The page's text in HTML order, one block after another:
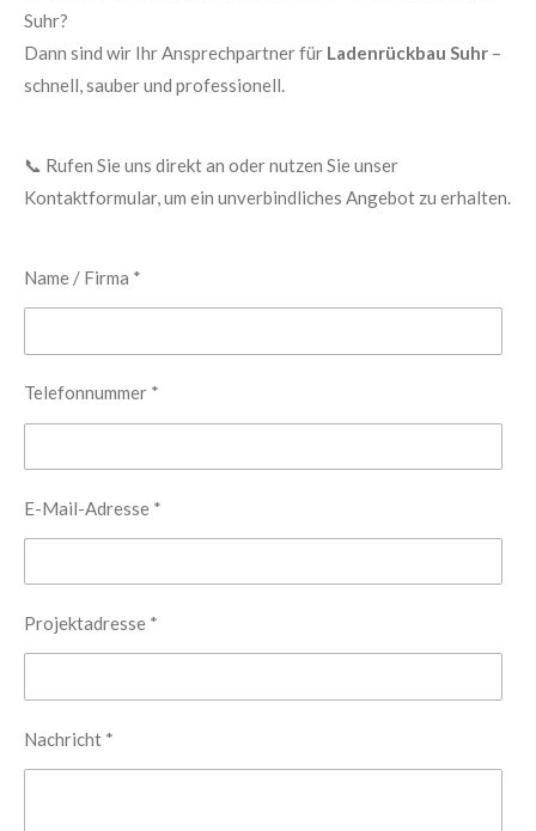
Suhr?
Dann sind wir Ihr Ansprechpartner für Ladenrückbau Suhr –
schnell, sauber und professionell.
📞 Rufen Sie uns direkt an oder nutzen Sie unser
Kontaktformular, um ein unverbindliches Angebot zu erhalten.
Name / Firma *
Telefonnummer *
E-Mail-Adresse *
Projektadresse *
Nachricht *